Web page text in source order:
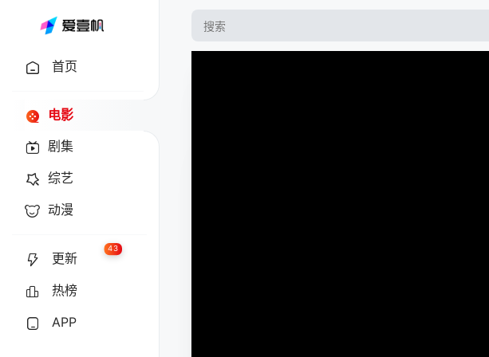
首页
电影
剧集
综艺
动漫
更新
43
热榜
APP